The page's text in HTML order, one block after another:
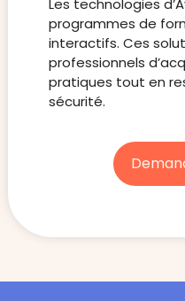
programmes de
interactifs. Ces
professionnels
pratiques tout en
sécurité.